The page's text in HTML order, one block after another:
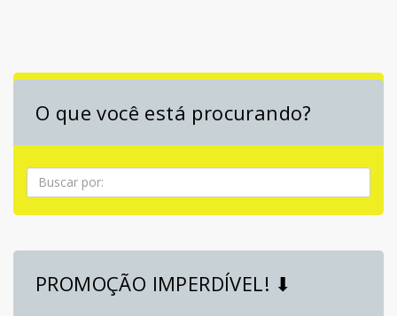
O que você está procurando?
Pesquisa
PROMOÇÃO IMPERDÍVEL! ⬇